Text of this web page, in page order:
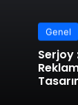
Genel
Serjoy : Dijital Medya Ajansı, Google